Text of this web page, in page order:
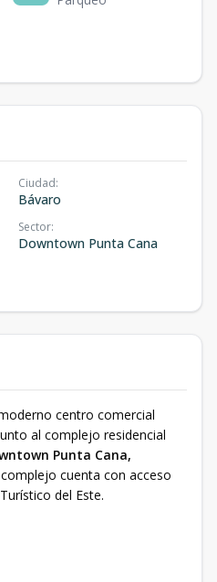
Ciudad:
Bávaro
Sector:
Downtown Punta Cana
centro comercial
al complejo residencial
Punta Cana,
complejo cuenta con acceso
del Este.